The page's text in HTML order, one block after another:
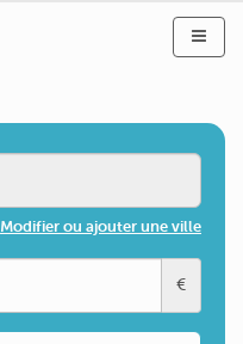
Modifier ou ajouter une ville
€